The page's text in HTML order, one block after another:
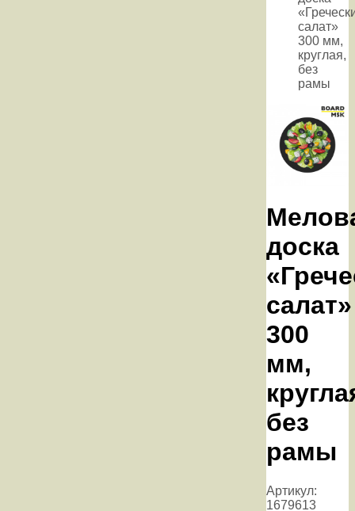
салат»
300 мм,
круглая,
без
рамы
доска
салат»
300
мм,
без
рамы
Артикул:
1679613